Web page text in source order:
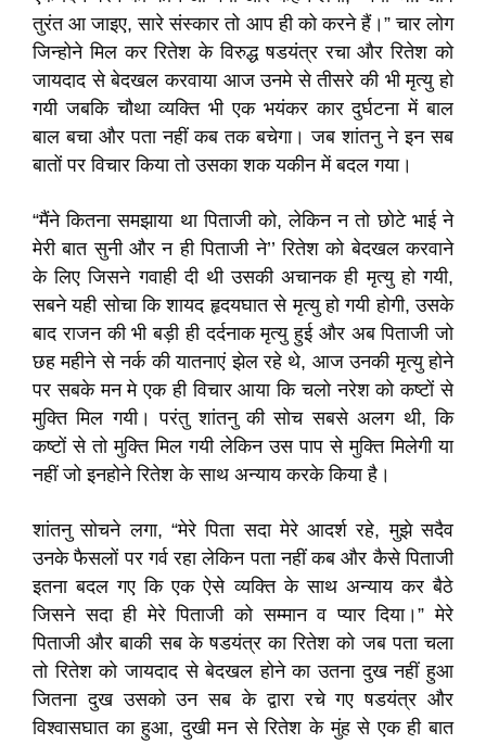
तुरंत आ जाइए, सारे संस्कार तो आप ही को करने हैं।” चार लोग
जिन्होने मिल कर रितेश के विरुद्ध षडयंत्र रचा और रितेश को
जायदाद से बेदखल करवाया आज उनमे से तीसरे की भी मृत्यु हो
गयी जबकि चौथा व्यक्ति भी एक भयंकर कार दुर्घटना में बाल
बाल बचा और पता नहीं कब तक बचेगा। जब शांतनु ने इन सब
बातों पर विचार किया तो उसका शक यकीन में बदल गया।
“मैंने कितना समझाया था पिताजी को, लेकिन न तो छोटे भाई ने
मेरी बात सुनी और न ही पिताजी ने’’ रितेश को बेदखल करवाने
के लिए जिसने गवाही दी थी उसकी अचानक ही मृत्यु हो गयी,
सबने यही सोचा कि शायद हृदयघात से मृत्यु हो गयी होगी, उसके
बाद राजन की भी बड़ी ही दर्दनाक मृत्यु हुई और अब पिताजी जो
छह महीने से नर्क की यातनाएं झेल रहे थे, आज उनकी मृत्यु होने
पर सबके मन मे एक ही विचार आया कि चलो नरेश को कष्टों से
मुक्ति मिल गयी। परंतु शांतनु की सोच सबसे अलग थी, कि
कष्टों से तो मुक्ति मिल गयी लेकिन उस पाप से मुक्ति मिलेगी या
नहीं जो इनहोने रितेश के साथ अन्याय करके किया है।
शांतनु सोचने लगा, “मेरे पिता सदा मेरे आदर्श रहे, मुझे सदैव
उनके फैसलों पर गर्व रहा लेकिन पता नहीं कब और कैसे पिताजी
इतना बदल गए कि एक ऐसे व्यक्ति के साथ अन्याय कर बैठे
जिसने सदा ही मेरे पिताजी को सम्मान व प्यार दिया।” मेरे
पिताजी और बाकी सब के षडयंत्र का रितेश को जब पता चला
तो रितेश को जायदाद से बेदखल होने का उतना दुख नहीं हुआ
जितना दुख उसको उन सब के द्वारा रचे गए षडयंत्र और
विश्वासघात का हुआ, दुखी मन से रितेश के मुंह से एक ही बात